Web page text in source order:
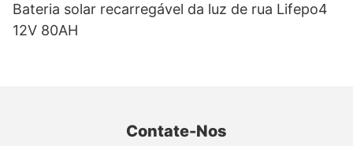
Bateria solar recarregável da luz de rua Lifepo4
12V 80AH
Contate-Nos